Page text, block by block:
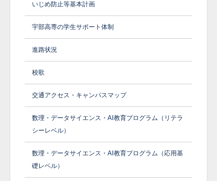
いじめ防止等基本計画
宇部高専の学生サポート体制
進路状況
校歌
交通アクセス・キャンパスマップ
数理・データサイエンス・AI教育プログラム（リテラ
シーレベル）
数理・データサイエンス・AI教育プログラム（応用基
礎レベル）